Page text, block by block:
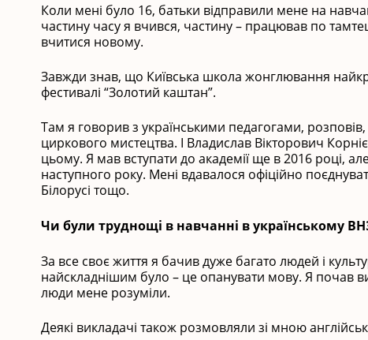
Коли мені було 16, батьки відправили мене на
частину часу я вчився, частину – працював по
вчитися новому.
Завжди знав, що Київська школа жонглювання
фестивалі “Золотий каштан”.
Там я говорив з українськими педагогами,
циркового мистецтва. І Владислав Вікторович
цьому. Я мав вступати до академії ще в 2016 році,
наступного року. Мені вдавалося офіційно
Білорусі тощо.
Чи були труднощі в навчанні в українському
За все своє життя я бачив дуже багато людей і
найскладнішим було – це опанувати мову. Я почав
люди мене розуміли.
Деякі викладачі також розмовляли зі мною